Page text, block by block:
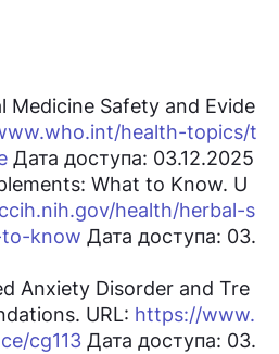
Medicine Safety and Evide
health-topics/t
Дата доступа: 03.12.2025
What to Know. U
health/herbal-s
know Дата доступа: 03.
Anxiety Disorder and Tre
URL: https://www.
cg113 Дата доступа: 03.